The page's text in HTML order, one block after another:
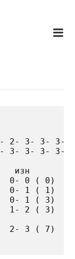
2- 3- 3- 3-
3- 3- 3- 3-
изн
0- 0 ( 0)
0- 1 ( 1)
0- 1 ( 3)
1- 2 ( 3)
2- 3 ( 7)